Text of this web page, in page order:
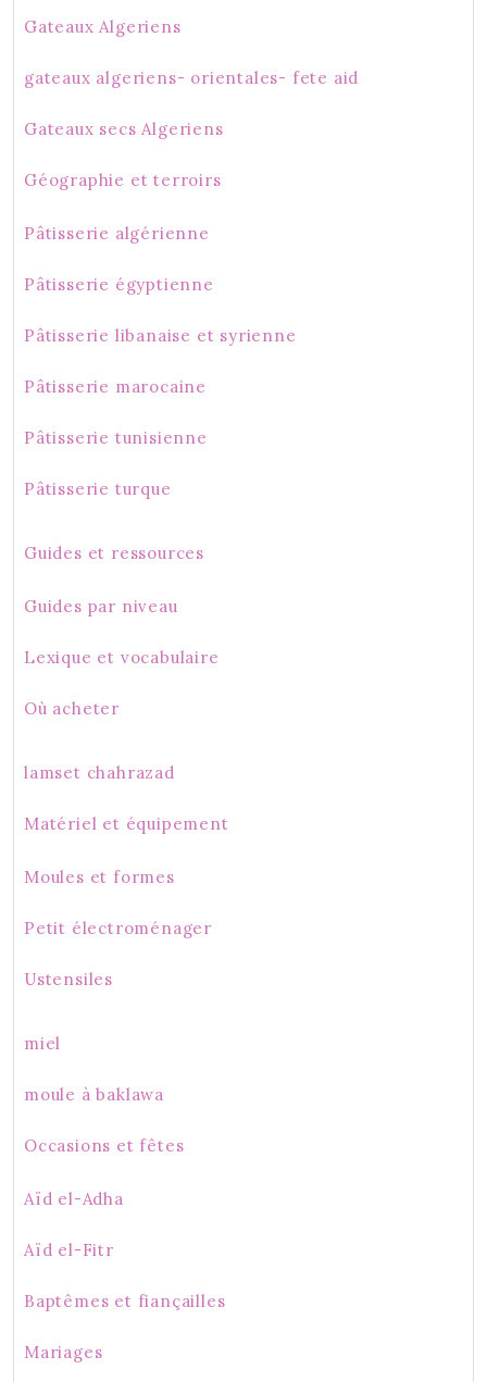
Gateaux Algeriens
gateaux algeriens- orientales- fete aid
Gateaux secs Algeriens
Géographie et terroirs
Pâtisserie algérienne
Pâtisserie égyptienne
Pâtisserie libanaise et syrienne
Pâtisserie marocaine
Pâtisserie tunisienne
Pâtisserie turque
Guides et ressources
Guides par niveau
Lexique et vocabulaire
Où acheter
lamset chahrazad
Matériel et équipement
Moules et formes
Petit électroménager
Ustensiles
miel
moule à baklawa
Occasions et fêtes
Aïd el-Adha
Aïd el-Fitr
Baptêmes et fiançailles
Mariages